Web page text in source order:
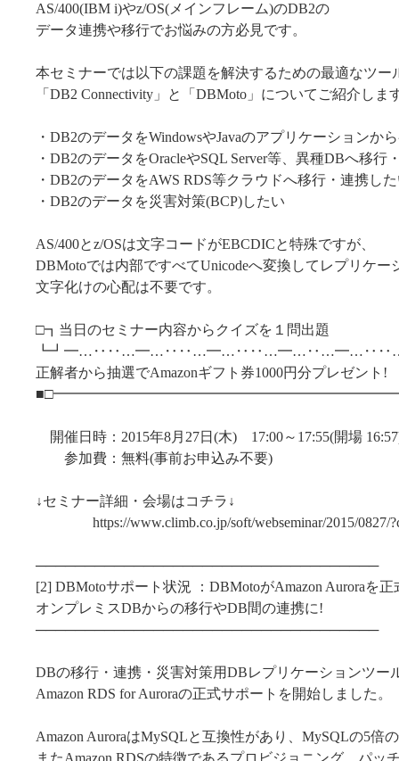
AS/400(IBM i)やz/OS(メインフレーム)のDB2の
データ連携や移行でお悩みの方必見です。
本セミナーでは以下の課題を解決するための最適なツー
「DB2 Connectivity」と「DBMoto」についてご紹介しま
・DB2のデータをWindowsやJavaのアプリケーションか
・DB2のデータをOracleやSQL Server等、異種DBへ移行
・DB2のデータをAWS RDS等クラウドへ移行・連携し
・DB2のデータを災害対策(BCP)したい
AS/400とz/OSは文字コードがEBCDICと特殊ですが、
DBMotoでは内部ですべてUnicodeへ変換してレプリケー
文字化けの心配は不要です。
□┓当日のセミナー内容からクイズを１問出題
正解者から抽選でAmazonギフト券1000円分プレ
開催日時：2015年8月27日(木) 17:00～17:55(開場
参加費：無料(事前お申込み不要)
↓セミナー詳細・会場はコチラ↓
https://www.climb.co.jp/soft/webseminar/2015/0827/
───────────────────────────────────
[2] DBMotoサポート状況 ：DBMotoがAmazon Auroraを
オンプレミスDBからの移行やDB間の連携に!
───────────────────────────────────
DBの移行・連携・災害対策用DBレプリケーションツー
Amazon RDS for Auroraの正式サポートを開始しました。
Amazon AuroraはMySQLと互換性があり、MySQLの5倍
またAmazon RDSの特徴であるプロビジョニング、パッ